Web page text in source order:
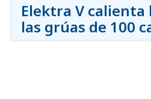
Elektra V calienta
las grúas de 100